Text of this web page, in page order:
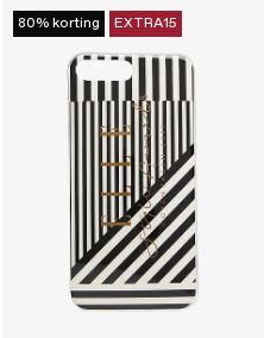
80% korting EXTRA15